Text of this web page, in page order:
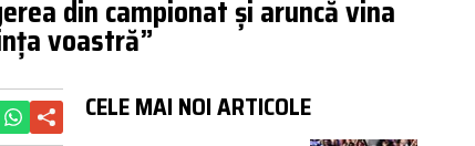
din campionat și aruncă vina
voastră”
CELE MAI NOI ARTICOLE